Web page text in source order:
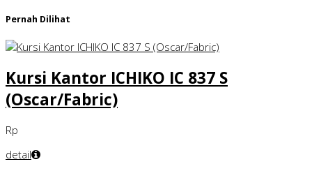
Pernah Dilihat
Kursi Kantor ICHIKO IC 837 S
(Oscar/Fabric)
Rp
detail